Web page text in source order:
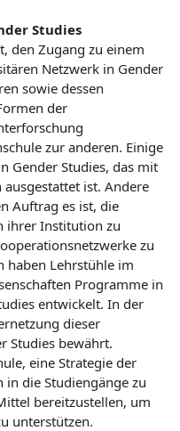
Studies
den Zugang zu einem
Netzwerk in Gender
sowie dessen
der
zur anderen. Einige
Gender Studies, das mit
ist. Andere
Auftrag es ist, die
ihrer Institution zu
zu
haben Lehrstühle im
Programme in
entwickelt. In der
dieser
Studies bewährt.
eine Strategie der
die Studiengänge zu
bereitzustellen, um
unterstützen.